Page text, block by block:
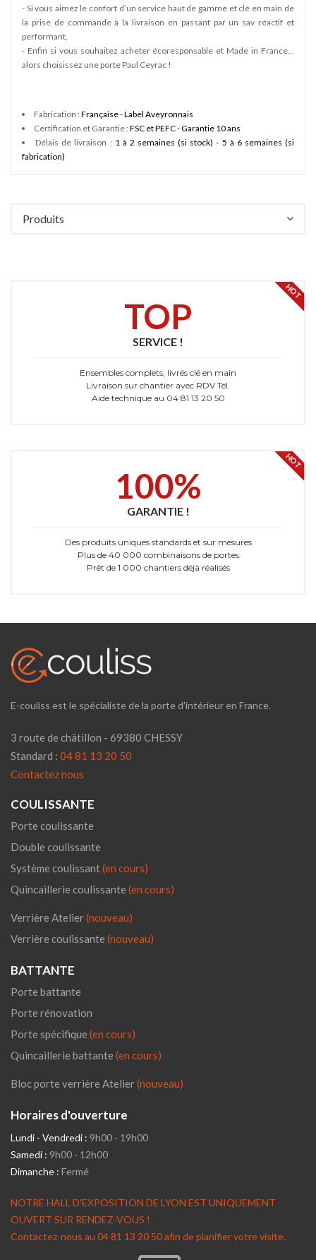
- Si vous aimez le confort d’un service haut de gamme et clé en main de
la prise de commande à la livraison en passant par un sav réactif et
performant,
- Enfin si vous souhaitez acheter écoresponsable et Made in France…
alors choisissez une porte Paul Ceyrac !
Fabrication : Française - Label Aveyronnais
Certification et Garantie : FSC et PEFC - Garantie 10 ans
Délais de livraison : 1 à 2 semaines (si stock) - 5 à 6 semaines (si
fabrication)
Produits
HOT
TOP
SERVICE !
Ensembles complets, livrés clé en main
Livraison sur chantier avec RDV Tél.
Aide technique au 04 81 13 20 50
HOT
100%
GARANTIE !
Des produits uniques standards et sur mesures
Plus de 40 000 combinaisons de portes
Prêt de 1 000 chantiers déjà réalisés
E-couliss est le spécialiste de la porte d'intérieur en France.
3 route de châtillon - 69380 CHESSY
Standard : 04 81 13 20 50
Contactez nous
COULISSANTE
Porte coulissante
Double coulissante
Système coulissant(en cours)
Quincaillerie coulissante (en cours)
Verrière Atelier(nouveau)
Verrière coulissante (nouveau)
BATTANTE
Porte battante
Porte rénovation
Porte spécifique (en cours)
Quincaillerie battante (en cours)
Bloc porte verrière Atelier(nouveau)
Horaires d'ouverture
Lundi - Vendredi : 9h00 - 19h00
Samedi : 9h00 - 12h00
Dimanche : Fermé
NOTRE HALL D'EXPOSITION DE LYON EST UNIQUEMENT
OUVERT SUR RENDEZ-VOUS !
Contactez-nous au 04 81 13 20 50 afin de planifier votre visite.